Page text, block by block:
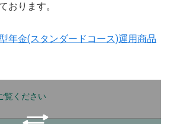
おります。
年金(スタンダードコース)運用商品